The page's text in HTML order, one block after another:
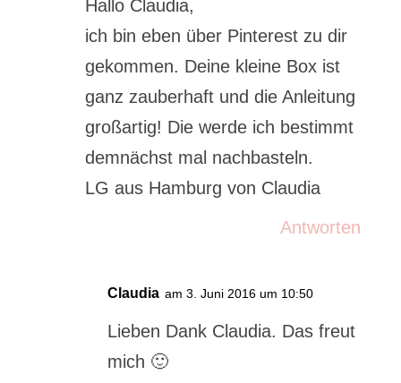
Hallo Claudia,
ich bin eben über Pinterest zu dir
gekommen. Deine kleine Box ist
ganz zauberhaft und die Anleitung
großartig! Die werde ich bestimmt
demnächst mal nachbasteln.
LG aus Hamburg von Claudia
Antworten
Claudia am 3. Juni 2016 um 10:50
Lieben Dank Claudia. Das freut
mich 🙂